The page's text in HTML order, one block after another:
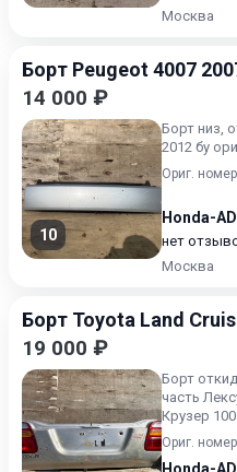
Москва
Борт Peugeot 4007
14 000 ₽
10
Борт низ,
2012 бу
Ориг.
Honda-
нет
Москва
Борт Toyota Land
19 000 ₽
Борт
часть
Крузер
как на фото.
Ориг.